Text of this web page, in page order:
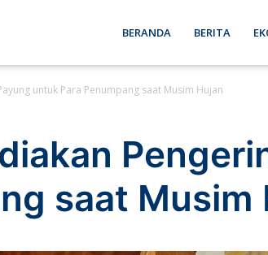
BERANDA BERITA
untuk Para Penumpang saat Musim Hujan
saat Musim